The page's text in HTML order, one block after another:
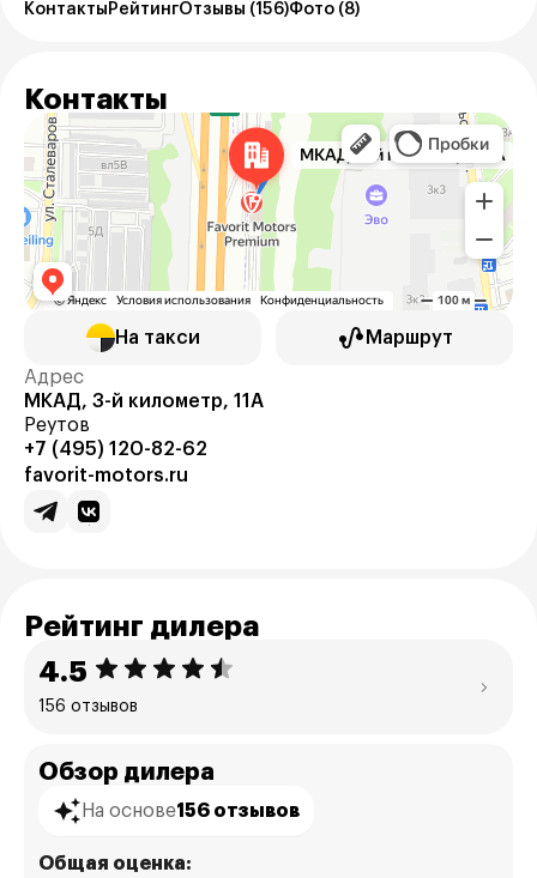
Контакты РейтингОтзывы (156)Фото (8)
Контакты
На такси Маршрут
Адрес
МКАД, 3-й километр, 11А
Реутов
+7 (495) 120-82-62
favorit-motors.ru
Рейтинг дилера
4.5
156 отзывов
Обзор дилера
На основе156 отзывов
Общая оценка: